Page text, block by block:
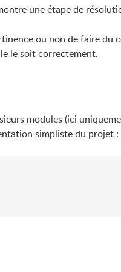
une étape de
ou non de faire du
le soit correctement.
modules (ici
simpliste du projet :